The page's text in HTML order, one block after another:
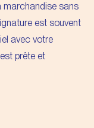
marchandise sans
est souvent
avec votre
prête et